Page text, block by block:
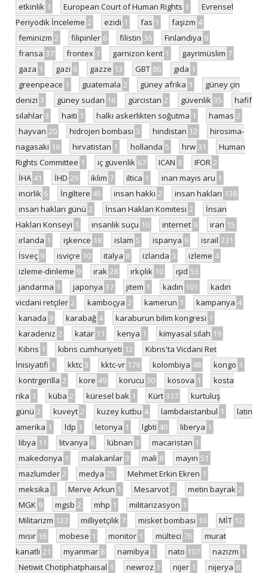
etkinlik 1 European Court of Human Rights 1
Evrensel
Periyodik İnceleme 2 ezidi 1 fas 1 faşizm 4
feminizm 2 filipinler 6 filistin 36 Finlandiya 9
fransa 37 frontex 1 garnizon kent 1 gayrimüslim 7
gaza 1 gazi 6 gazze 13 GBT 86 gıda 1
greenpeace 1 guatemala 2 güney afrika 1
güney çin
denizi 3 güney sudan 16 gürcistan 2 güvenlik 35
hafif
silahlar 3 haiti 1 halkı askerlikten soğutma 1 hamas 2
hayvan 20 hidrojen bombası 3 hindistan 12
hirosima-
nagasaki 16 hırvatistan 1 hollanda 5 hrw 31
Human
Rights Committee 1 iç güvenlik 67 ICAN 3 IFOR 2
İHA 41 İHD 29 iklim 7 iltica 1 inan mayıs aru 1
incirlik 6 İngiltere 45 insan hakkı 2 insan hakları 138
insan hakları günü 2 İnsan Hakları Komitesi 2
İnsan
Hakları Konseyi 1 insanlık suçu 10 internet 9 iran 15
irlanda 1 işkence 18 islam 5 ispanya 9 israil 231
İsveç 9 isviçre 10 italya 8 izlanda 3 izleme 4
izleme-dinleme 9 ırak 28 ırkçılık 10 ışid 53
jandarma 1 japonya 37 jitem 1 kadın 101
kadın
vicdani retçiler 2 kamboçya 2 kamerun 1 kampanya 4
kanada 9 karabağ 4 karaburun bilim kongresi 1
karadeniz 2 katar 11 kenya 1 kimyasal silah 19
Kıbrıs 1 kıbrıs cumhuriyeti 12
Kıbrıs'ta Vicdani Ret
İnisiyatifi 1 kktc 3 kktc-vr 179 kolombiya 48 kongo 1
kontrgerilla 2 kore 49 korucu 30 kosova 1
kosta
rika 1 küba 2 küresel bak 1 Kürt 317
kurtuluş
günü 2 kuveyt 2 kuzey kutbu 4 lambdaistanbul 1
latin
amerika 1 ldp 1 letonya 1 lgbti 40 liberya 1
libya 11 litvanya 6 lübnan 3 macaristan 1
makedonya 1 malakanlar 3 mali 8 mayın 51
mazlumder 2 medya 25 Mehmet Erkin Ekren 1
meksika 1 Merve Arkun 1 Mesarvot 2 metin bayrak 2
MGK 9 mgsb 2 mhp 1 militarizasyon 1
Militarizm 123 milliyetçilik 7 misket bombası 10 MİT 12
mısır 16 mobese 1 monitor 1 mülteci 76
murat
kanatlı 21 myanmar 8 namibya 1 nato 107 nazizm 1
Netiwit Chotiphatphaisal 1 newroz 1 nijer 1 nijerya 8